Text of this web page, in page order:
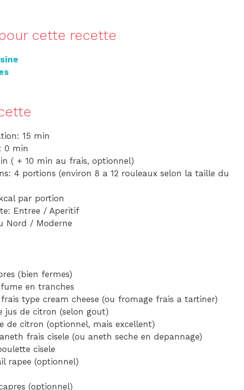
cette recette
15 min
0 min
( + 10 min au frais, optionnel)
4 portions (environ 8 a 12 rouleaux selon la taille du
par portion
Entree / Aperitif
Nord / Moderne
(bien fermes)
en tranches
type cream cheese (ou fromage frais a tartiner)
jus de citron (selon gout)
de citron (optionnel, mais excellent)
frais cisele (ou aneth seche en depannage)
cisele
rapee (optionnel)
(optionnel)